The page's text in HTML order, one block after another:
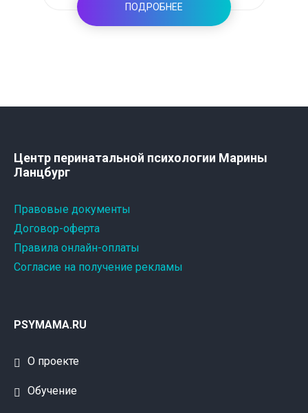
ПОДРОБНЕЕ
Центр перинатальной психологии Марины
Ланцбург
Правовые документы
Договор-оферта
Правила онлайн-оплаты
Согласие на получение рекламы
PSYMAMA.RU
О проекте
Обучение